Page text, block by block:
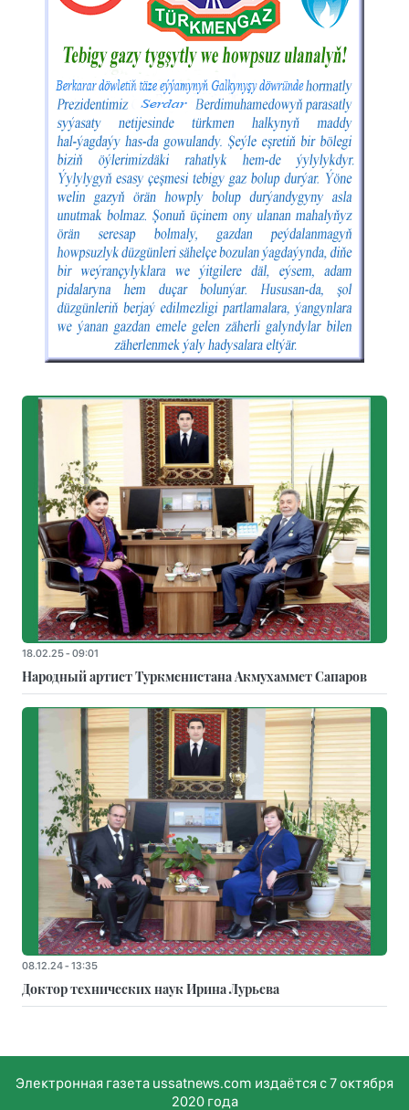
18.02.25 - 09:01
Народный артист Туркменистана Акмухаммет Сапаров
08.12.24 - 13:35
Доктор технических наук Ирина Лурьева
Электронная газета ussatnews.com издаётся с 7 октября
2020 года